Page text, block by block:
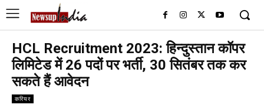
HCL Recruitment 2023: हिन्दुस्तान कॉपर
लिमिटेड में 26 पदों पर भर्ती, 30 सितंबर तक कर
सकते हैं आवेदन
करियर